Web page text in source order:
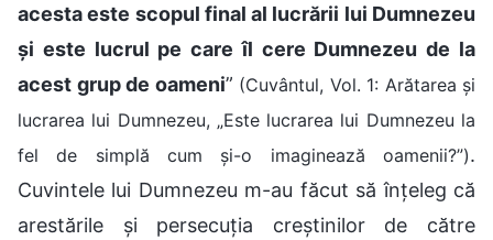
acesta este scopul final al lucrării lui Dumnezeu
și este lucrul pe care îl cere Dumnezeu de la
acest grup de oameni” (Cuvântul, Vol. 1: Arătarea și
lucrarea lui Dumnezeu, „Este lucrarea lui Dumnezeu la
fel de simplă cum și-o imaginează oamenii?”).
Cuvintele lui Dumnezeu m-au făcut să înțeleg că
arestările și persecuția creștinilor de către